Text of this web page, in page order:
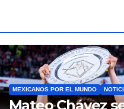
MEXICANOS POR EL MUNDO
Mateo Chávez